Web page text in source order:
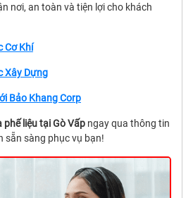
nơi, an toàn và tiện lợi cho khách
Cơ Khí
Xây Dựng
Bảo Khang Corp
phế liệu tại Gò Vấp ngay qua thông tin
sẵn sàng phục vụ bạn!